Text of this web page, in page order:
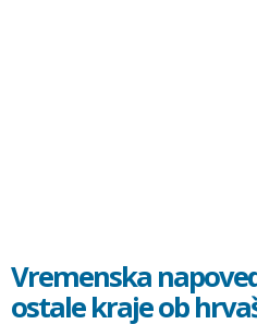
Vremenska
ostale kraje ob